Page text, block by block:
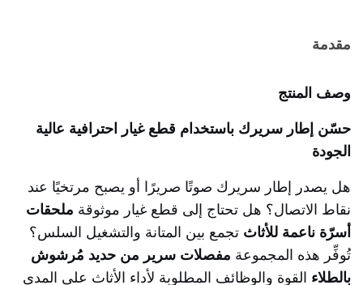
مقدمة
وصف المنتج
حسّن إطار سريرك باستخدام قطع غيار احترافية عالية
الجودة
هل يصدر إطار سريرك صوتًا صريرًا أو يصبح مرتخيًا عند
نقاط الاتصال؟ هل تحتاج إلى قطع غيار موثوقة ملحقات
أسرّة ناعمة للأثاث تجمع بين المتانة والتشغيل السلس؟
تُوفِّر هذه المجموعة مفصلات سرير من حديد مُرشوش
بالطلاء القوة والوظائف المطلوبة لأداء الأثاث على المدى